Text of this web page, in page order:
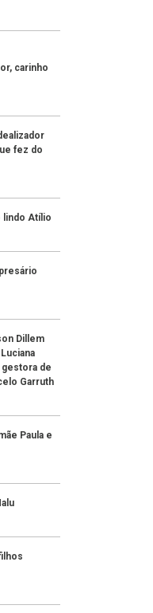
carinho
fez do
lindo Atílio
Dillem
gestora de
Garruth
Paula e